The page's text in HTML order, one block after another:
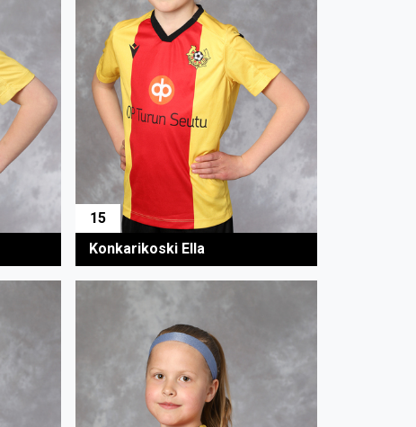
15
Konkarikoski Ella